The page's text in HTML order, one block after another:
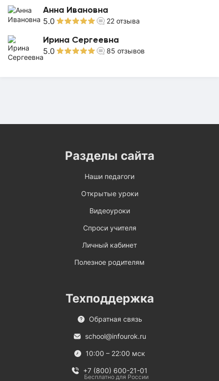
Анна Ивановна
5.0 22 отзыва
Ирина Сергеевна
5.0 85 отзывов
Разделы сайта
Наши педагоги
Открытые уроки
Видеоуроки
Спроси учителя
Личный кабинет
Полезное родителям
Техподдержка
Обратная связь
school@infourok.ru
10:00 – 22:00 мск
+7 (800) 600-21-01
Бесплатно для России